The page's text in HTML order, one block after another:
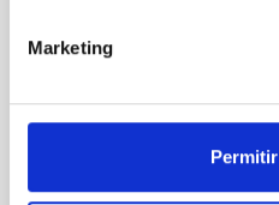
Marketing
Institute (University of
Computational Cosmology